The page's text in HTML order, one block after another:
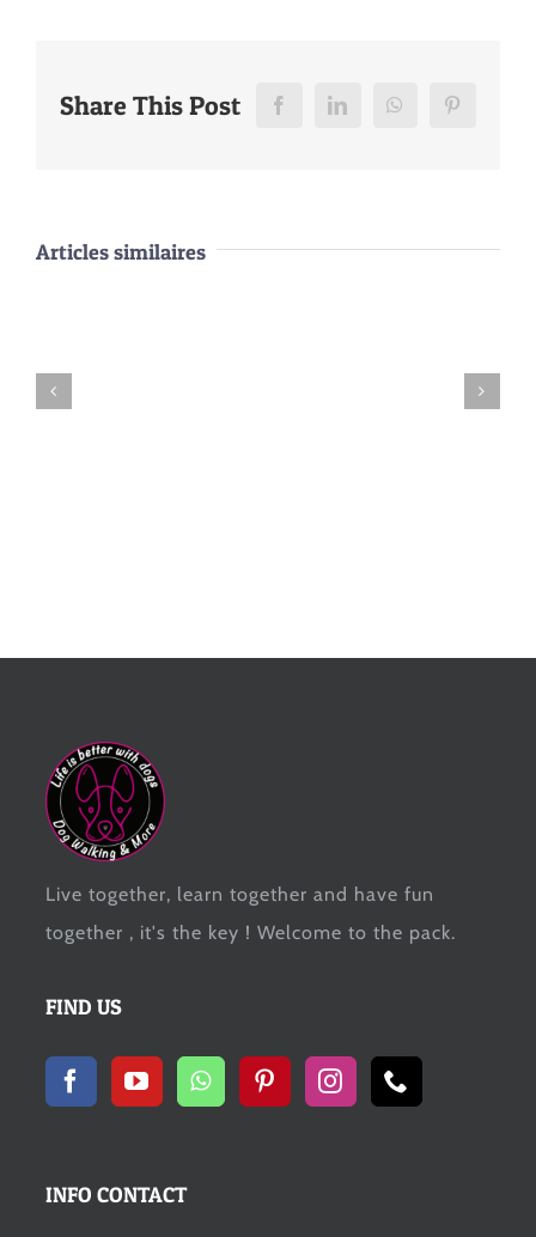
Share This Post FacebookLinkedInWhatsAppPinterest
Articles similaires
Live together, learn together and have fun
together , it's the key ! Welcome to the pack.
FIND US
INFO CONTACT